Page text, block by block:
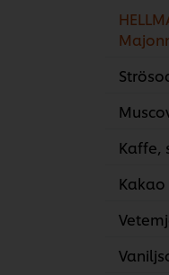
Kaffe,
Kakao